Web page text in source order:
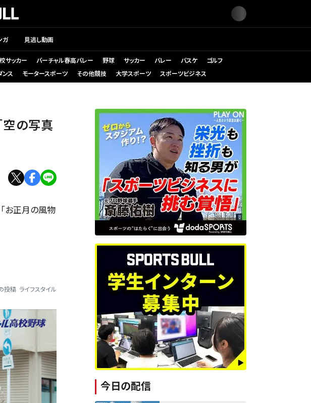
ガ 見逃し動画
サッカー バーチャル春高バレー 野球 サッカー バレー バスケ
ゴルフ
ンス モータースポーツ その他競技 大学スポーツ スポーツビジネス
空の写真
お正月の風物
投稿 ライフスタイル
今日の配信